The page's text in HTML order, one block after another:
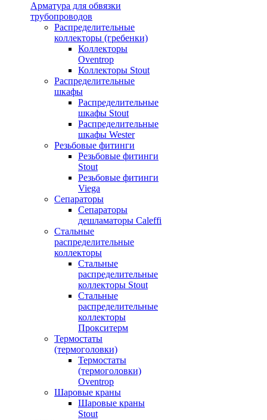
Арматура для обвязки
трубопроводов
Распределительные
коллекторы (гребенки)
Коллекторы
Oventrop
Коллекторы Stout
Распределительные
шкафы
Распределительные
шкафы Stout
Распределительные
шкафы Wester
Резьбовые фитинги
Резьбовые фитинги
Stout
Резьбовые фитинги
Viega
Сепараторы
Сепараторы
дешламаторы Caleffi
Стальные
распределительные
коллекторы
Стальные
распределительные
коллекторы Stout
Стальные
распределительные
коллекторы
Прокситерм
Термостаты
(термоголовки)
Термостаты
(термоголовки)
Oventrop
Шаровые краны
Шаровые краны
Stout